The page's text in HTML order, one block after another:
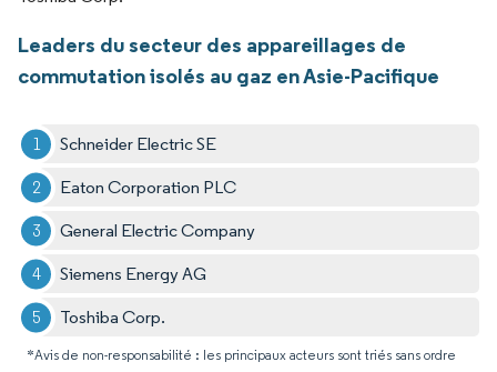
Leaders du secteur des appareillages de
commutation isolés au gaz en Asie-Pacifique
Schneider Electric SE
Eaton Corporation PLC
General Electric Company
Siemens Energy AG
Toshiba Corp.
*Avis de non-responsabilité : les principaux acteurs sont triés sans ordre